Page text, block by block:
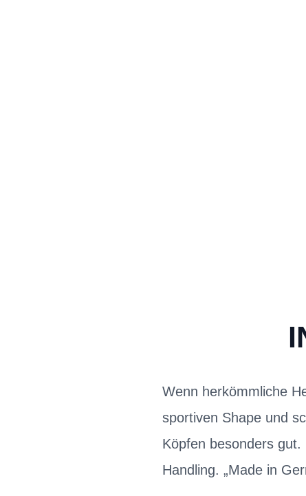
Wenn herkömmliche
sportiven Shape und
Köpfen besonders
Handling. „Made in